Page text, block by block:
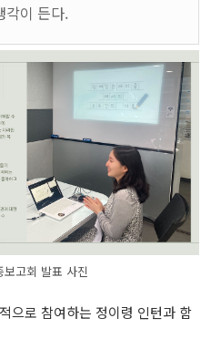
각이 든다.
보고회 발표 사진
으로 참여하는 정이령 인턴과 함